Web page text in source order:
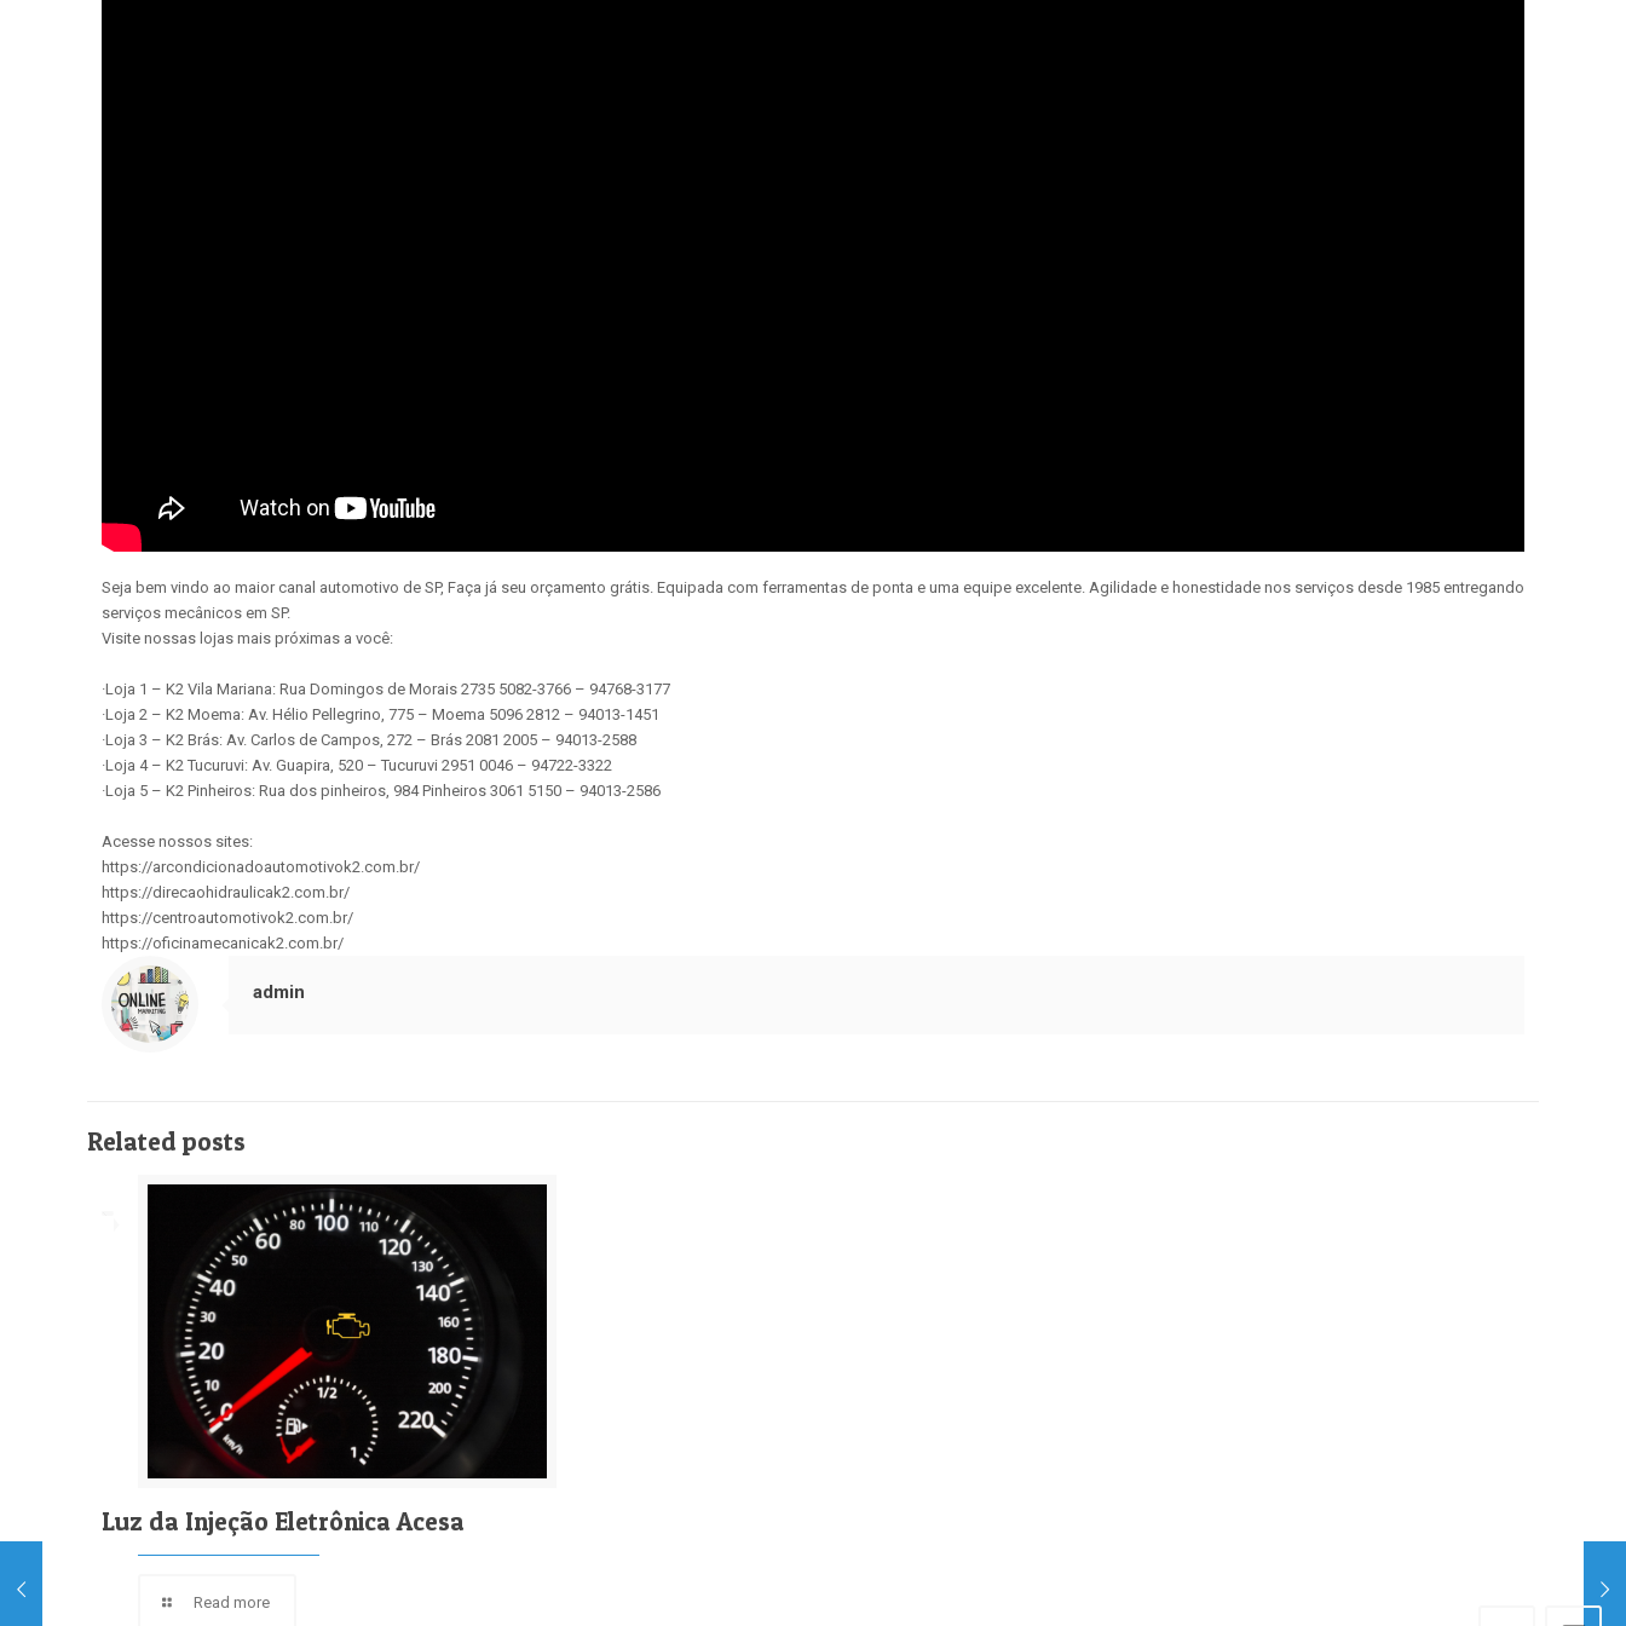
Seja bem vindo ao maior canal automotivo de SP, Faça já seu orçamento grátis. Equipada com ferramentas de ponta e uma equipe excelente. Agilidade e honestidade nos serviços desde 1985 entregando
serviços mecânicos em SP.
Visite nossas lojas mais próximas a você:
·Loja 1 – K2 Vila Mariana: Rua Domingos de Morais 2735 5082-3766 – 94768-3177
·Loja 2 – K2 Moema: Av. Hélio Pellegrino, 775 – Moema 5096 2812 – 94013-1451
·Loja 3 – K2 Brás: Av. Carlos de Campos, 272 – Brás 2081 2005 – 94013-2588
·Loja 4 – K2 Tucuruvi: Av. Guapira, 520 – Tucuruvi 2951 0046 – 94722-3322
·Loja 5 – K2 Pinheiros: Rua dos pinheiros, 984 Pinheiros 3061 5150 – 94013-2586
Acesse nossos sites:
https://arcondicionadoautomotivok2.com.br/
https://direcaohidraulicak2.com.br/
https://centroautomotivok2.com.br/
https://oficinamecanicak2.com.br/
admin
Related posts
Luz da Injeção Eletrônica Acesa
Read more